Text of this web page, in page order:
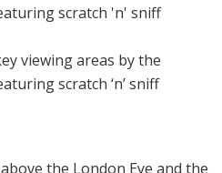
viewing areas by the
scratch ‘n’ sniff